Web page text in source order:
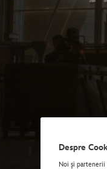
Despre
Noi şi partenerii